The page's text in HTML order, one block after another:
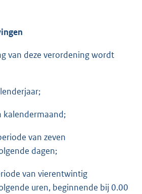
van deze verordening wordt
kalendermaand;
van zeven
dagen;
van vierentwintig
uren, beginnende bij 0.00